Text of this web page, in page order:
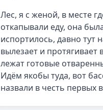
Лес, я с женой, в месте
откапывали еду, она
испортилось, давно тут
вылезает и
лежат готовые
Идём якобы туда, вот
назвали в честь первых